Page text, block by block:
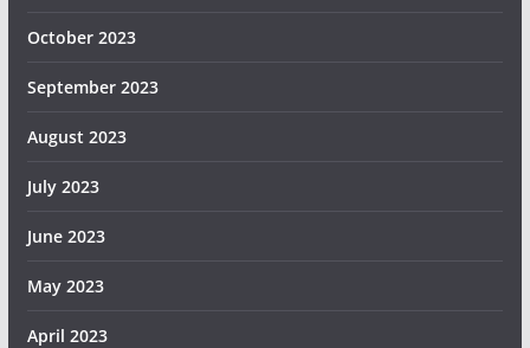
October 2023
September 2023
August 2023
July 2023
June 2023
May 2023
April 2023